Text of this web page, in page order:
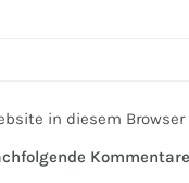
in diesem